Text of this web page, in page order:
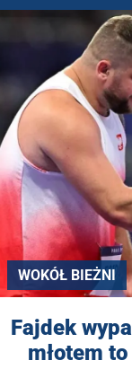
WOKÓŁ BIEŻNI
Fajdek
młotem